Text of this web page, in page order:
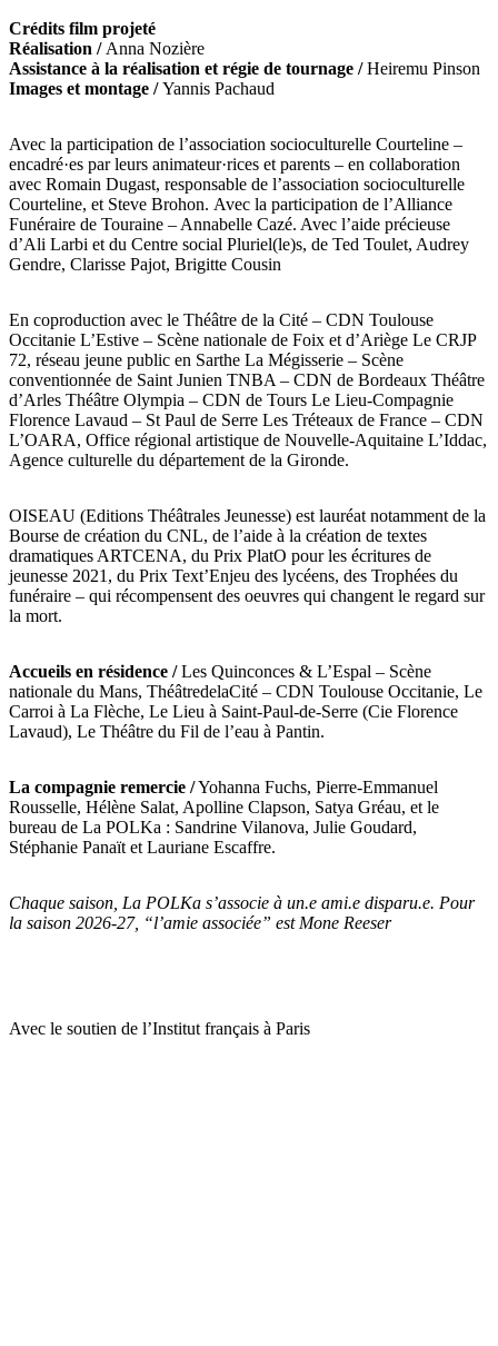
Crédits film projeté
Réalisation /Anna Nozière
Assistance à la réalisation et régie de tournage /Heiremu Pinson
Images et montage /Yannis Pachaud
Avec la participation de l’association socioculturelle Courteline –
encadré·es par leurs animateur·rices et parents – en collaboration
avec Romain Dugast, responsable de l’association socioculturelle
Courteline, et Steve Brohon. Avec la participation de l’Alliance
Funéraire de Touraine – Annabelle Cazé. Avec l’aide précieuse
d’Ali Larbi et du Centre social Pluriel(le)s, de Ted Toulet, Audrey
Gendre, Clarisse Pajot, Brigitte Cousin
En coproduction avec le Théâtre de la Cité – CDN Toulouse
Occitanie L’Estive – Scène nationale de Foix et d’Ariège Le CRJP
72, réseau jeune public en Sarthe La Mégisserie – Scène
conventionnée de Saint Junien TNBA – CDN de Bordeaux Théâtre
d’Arles Théâtre Olympia – CDN de Tours Le Lieu-Compagnie
Florence Lavaud – St Paul de Serre Les Tréteaux de France – CDN
L’OARA, Office régional artistique de Nouvelle-Aquitaine L’Iddac,
Agence culturelle du département de la Gironde.
OISEAU (Editions Théâtrales Jeunesse) est lauréat notamment de la
Bourse de création du CNL, de l’aide à la création de textes
dramatiques ARTCENA, du Prix PlatO pour les écritures de
jeunesse 2021, du Prix Text’Enjeu des lycéens, des Trophées du
funéraire – qui récompensent des oeuvres qui changent le regard sur
la mort.
Accueils en résidence /Les Quinconces & L’Espal – Scène
nationale du Mans, ThéâtredelaCité – CDN Toulouse Occitanie, Le
Carroi à La Flèche, Le Lieu à Saint-Paul-de-Serre (Cie Florence
Lavaud), Le Théâtre du Fil de l’eau à Pantin.
La compagnie remercie /Yohanna Fuchs, Pierre-Emmanuel
Rousselle, Hélène Salat, Apolline Clapson, Satya Gréau, et le
bureau de La POLKa : Sandrine Vilanova, Julie Goudard,
Stéphanie Panaït et Lauriane Escaffre.
Chaque saison, La POLKa s’associe à un.e ami.e disparu.e. Pour
la saison 2026-27, “l’amie associée” est Mone Reeser
Avec le soutien de l’Institut français à Paris